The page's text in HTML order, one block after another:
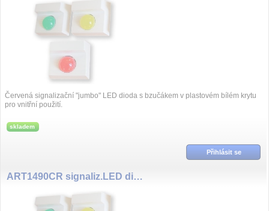
Červená signalizační "jumbo" LED dioda s bzučákem v plastovém bílém krytu
pro vnitřní použití.
skladem
Přihlásit se
ART1490CR signaliz.LED dioda